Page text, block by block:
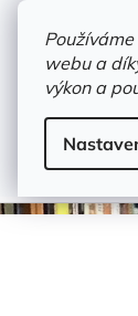
webu a
výkon a
Novinky
Berry